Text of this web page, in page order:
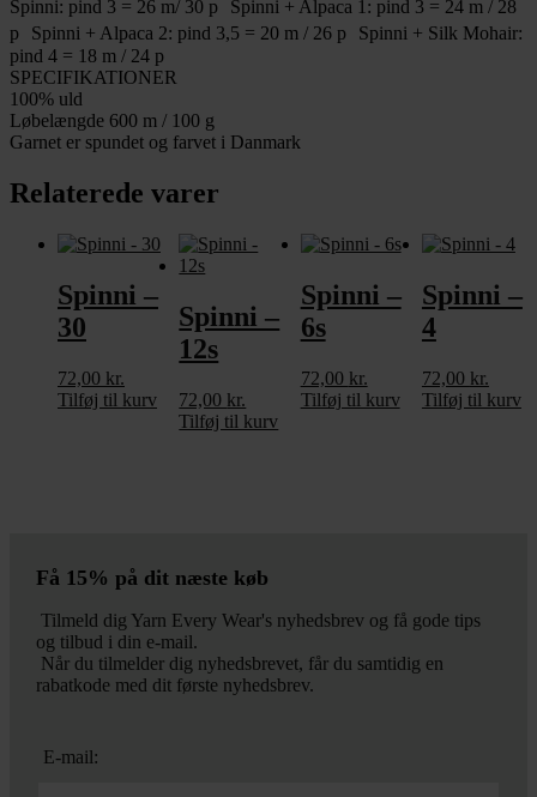
Spinni: pind 3 = 26 m/ 30 p Spinni + Alpaca 1: pind 3 = 24 m / 28
p Spinni + Alpaca 2: pind 3,5 = 20 m / 26 p Spinni + Silk Mohair:
pind 4 = 18 m / 24 p
SPECIFIKATIONER
100% uld
Løbelængde 600 m / 100 g
Garnet er spundet og farvet i Danmark
Relaterede varer
Spinni –
30
72,00 kr.
Tilføj til kurv
Spinni –
12s
72,00 kr.
Tilføj til kurv
Spinni –
6s
72,00 kr.
Tilføj til kurv
Spinni –
4
72,00 kr.
Tilføj til kurv
Få 15% på dit næste køb
Tilmeld dig Yarn Every Wear's nyhedsbrev og få gode tips
og tilbud i din e-mail.
Når du tilmelder dig nyhedsbrevet, får du samtidig en
rabatkode med dit første nyhedsbrev.
E-mail: